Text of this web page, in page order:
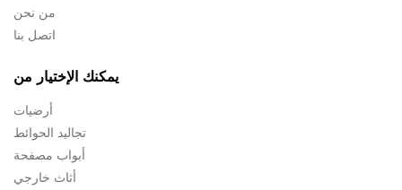
من نحن
اتصل بنا
يمكنك الإختيار من
أرضيات
تجاليد الحوائط
أبواب مصفحة
أثاث خارجي